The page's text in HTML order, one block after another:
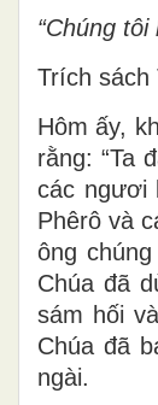
“Chúng
Trích sách
Hôm ấy,
rằng: “Ta
các ngươi
Phêrô và
ông
Chúa đã
sám hối
Chúa đã
ngài.